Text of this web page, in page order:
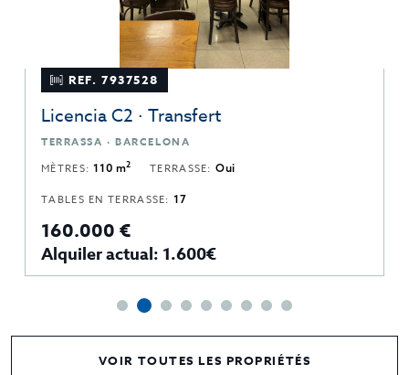
REF. 7937528
Licencia C2 · Transfert
TERRASSA · BARCELONA
MÈTRES:110 m2 TERRASSE:Oui
TABLES EN TERRASSE: 17
160.000 €
Alquiler actual: 1.600€
VOIR TOUTES LES PROPRIÉTÉS